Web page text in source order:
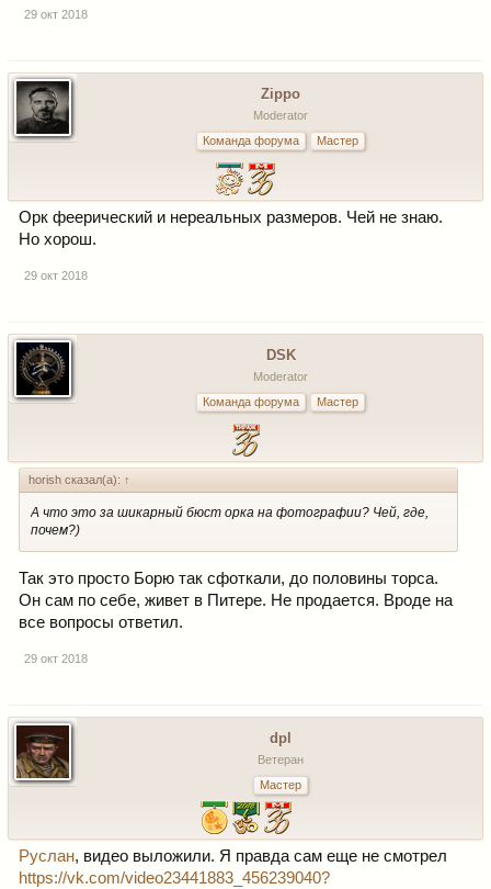
29 окт 2018
Zippo
Moderator
Команда форума
Мастер
Орк феерический и нереальных размеров. Чей не знаю.
Но хорош.
29 окт 2018
DSK
Moderator
Команда форума
Мастер
horish сказал(а): ↑
А что это за шикарный бюст орка на фотографии? Чей, где,
почем?)
Так это просто Борю так сфоткали, до половины торса.
Он сам по себе, живет в Питере. Не продается. Вроде на
все вопросы ответил.
29 окт 2018
dpl
Ветеран
Мастер
Руслан, видео выложили. Я правда сам еще не смотрел
https://vk.com/video23441883_456239040?